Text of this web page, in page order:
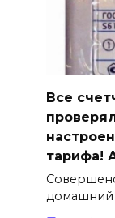
Все
тарифа!
домашний